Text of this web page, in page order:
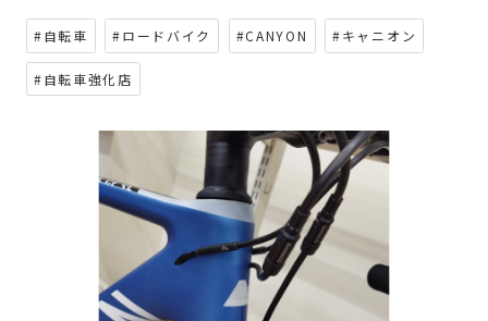
#自転車 #ロードバイク #CANYON #キャニオン
#自転車強化店